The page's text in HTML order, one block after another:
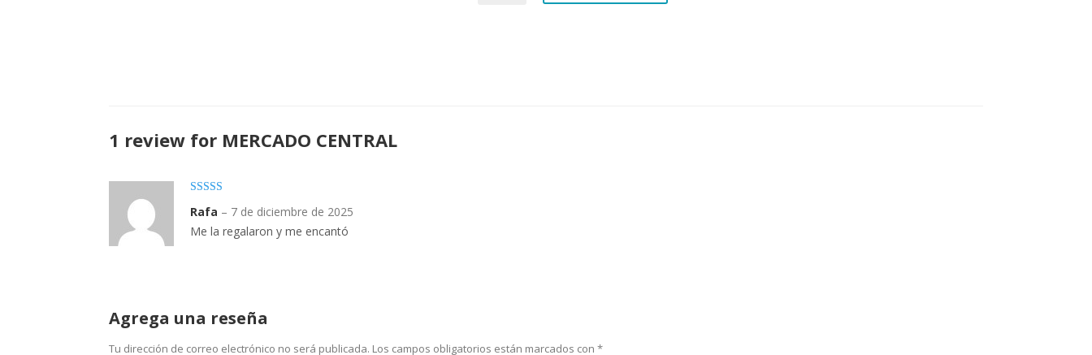
1 review for MERCADO CENTRAL
5de 5
Rafa – 7 de diciembre de 2025
Me la regalaron y me encantó
Agrega una reseña
Tu dirección de correo electrónico no será publicada. Los campos obligatorios están marcados con*